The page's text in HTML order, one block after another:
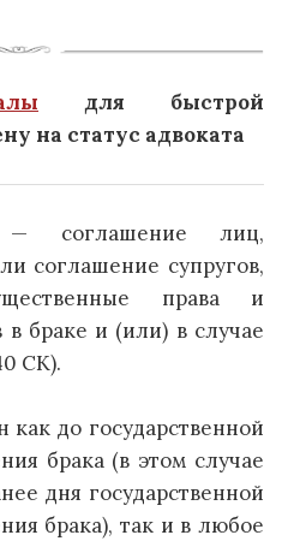
для быстрой
на статус адвоката
— соглашение лиц,
соглашение супругов,
права и
в браке и (или) в случае
СК).
до государственной
брака (в этом случае
дня государственной
брака), так и в любое